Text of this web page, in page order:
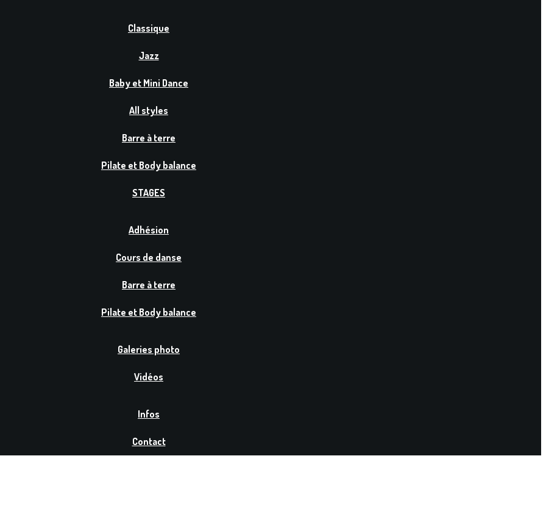
Classique
Jazz
Baby et Mini Dance
All styles
Barre à terre
Pilate et Body balance
STAGES
Adhésion
Cours de danse
Barre à terre
Pilate et Body balance
Galeries photo
Vidéos
Infos
Contact